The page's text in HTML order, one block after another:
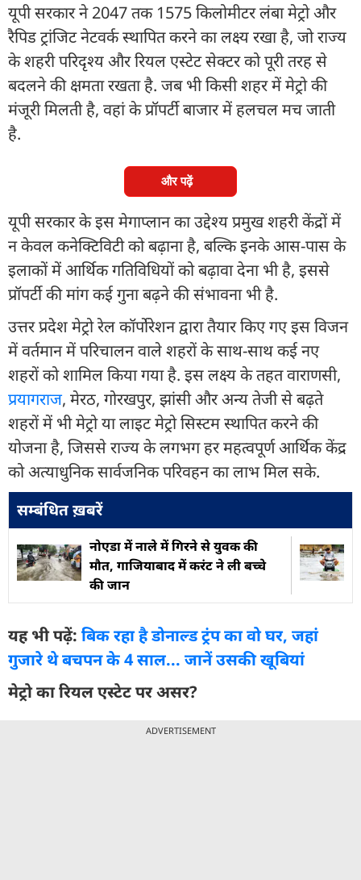
यूपी सरकार ने 2047 तक 1575 किलोमीटर लंबा मेट्रो और
रैपिड ट्रांजिट नेटवर्क स्थापित करने का लक्ष्य रखा है, जो राज्य
के शहरी परिदृश्य और रियल एस्टेट सेक्टर को पूरी तरह से
बदलने की क्षमता रखता है. जब भी किसी शहर में मेट्रो की
मंजूरी मिलती है, वहां के प्रॉपर्टी बाजार में हलचल मच जाती
है.
और पढ़ें
यूपी सरकार के इस मेगाप्लान का उद्देश्य प्रमुख शहरी केंद्रों में
न केवल कनेक्टिविटी को बढ़ाना है, बल्कि इनके आस-पास के
इलाकों में आर्थिक गतिविधियों को बढ़ावा देना भी है, इससे
प्रॉपर्टी की मांग कई गुना बढ़ने की संभावना भी है.
उत्तर प्रदेश मेट्रो रेल कॉर्पोरेशन द्वारा तैयार किए गए इस विजन
में वर्तमान में परिचालन वाले शहरों के साथ-साथ कई नए
शहरों को शामिल किया गया है. इस लक्ष्य के तहत वाराणसी,
प्रयागराज, मेरठ, गोरखपुर, झांसी और अन्य तेजी से बढ़ते
शहरों में भी मेट्रो या लाइट मेट्रो सिस्टम स्थापित करने की
योजना है, जिससे राज्य के लगभग हर महत्वपूर्ण आर्थिक केंद्र
को अत्याधुनिक सार्वजनिक परिवहन का लाभ मिल सके.
सम्बंधित ख़बरें
नोएडा में नाले में गिरने से युवक की
मौत, गाजियाबाद में करंट ने ली बच्चे
की जान
यह भी पढ़ें: बिक रहा है डोनाल्ड ट्रंप का वो घर, जहां
गुजारे थे बचपन के 4 साल... जानें उसकी खूबियां
मेट्रो का रियल एस्टेट पर असर?
ADVERTISEMENT